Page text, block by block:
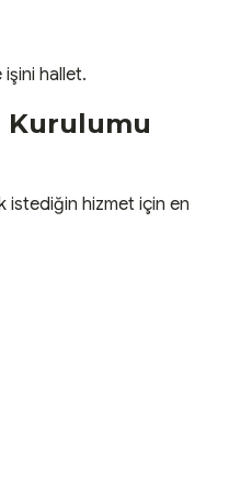
hallet.
Kurulumu
istediğin hizmet için en